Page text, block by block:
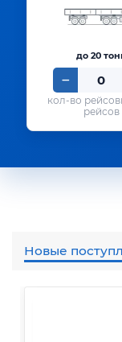
до 20
рейсов
Новые